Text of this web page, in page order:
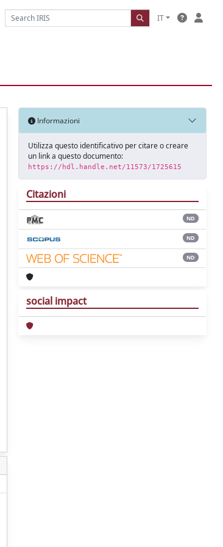
IT
Informazioni
Utilizza questo identificativo per citare o creare
un link a questo documento:
https://hdl.handle.net/11573/1725615
Citazioni
ND
ND
ND
social impact